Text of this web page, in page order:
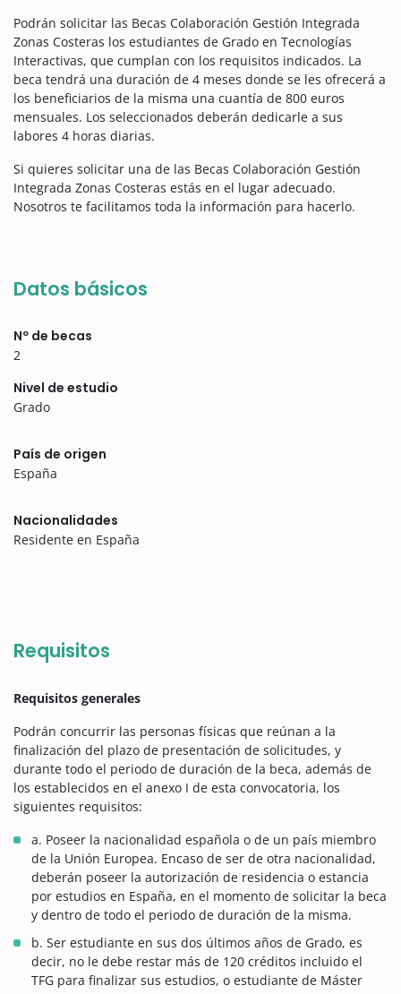
Podrán solicitar las Becas Colaboración Gestión Integrada
Zonas Costeras los estudiantes de Grado en Tecnologías
Interactivas, que cumplan con los requisitos indicados. La
beca tendrá una duración de 4 meses donde se les ofrecerá a
los beneficiarios de la misma una cuantía de 800 euros
mensuales. Los seleccionados deberán dedicarle a sus
labores 4 horas diarias.
Si quieres solicitar una de las Becas Colaboración Gestión
Integrada Zonas Costeras estás en el lugar adecuado.
Nosotros te facilitamos toda la información para hacerlo.
Datos básicos
Nº de becas
2
Nivel de estudio
Grado
País de origen
España
Nacionalidades
Residente en España
Requisitos
Requisitos generales
Podrán concurrir las personas físicas que reúnan a la
finalización del plazo de presentación de solicitudes, y
durante todo el periodo de duración de la beca, además de
los establecidos en el anexo I de esta convocatoria, los
siguientes requisitos:
a. Poseer la nacionalidad española o de un país miembro
de la Unión Europea. Encaso de ser de otra nacionalidad,
deberán poseer la autorización de residencia o estancia
por estudios en España, en el momento de solicitar la beca
y dentro de todo el periodo de duración de la misma.
b. Ser estudiante en sus dos últimos años de Grado, es
decir, no le debe restar más de 120 créditos incluido el
TFG para finalizar sus estudios, o estudiante de Máster